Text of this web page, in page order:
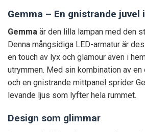
Gemma – En gnistrande
Gemma är den lilla lampan med den
Denna mångsidiga LED-armatur är
en touch av lyx och glamour även i
utrymmen. Med sin kombination av
och en gnistrande mittpanel sprider
levande ljus som lyfter hela rummet.
Design som glimmar